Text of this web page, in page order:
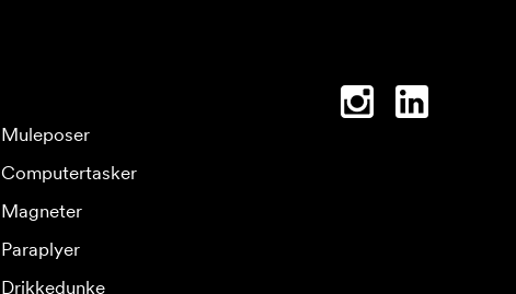
Muleposer
Computertasker
Magneter
Paraplyer
Drikkedunke